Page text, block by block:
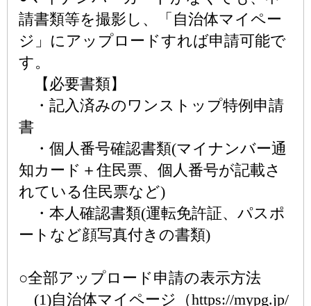
請書類等を撮影し、「自治体マイペー
ジ」にアップロードすれば申請可能で
す。
【必要書類】
・記入済みのワンストップ特例申請
書
・個人番号確認書類(マイナンバー通
知カード＋住民票、個人番号が記載さ
れている住民票など)
・本人確認書類(運転免許証、パスポ
ートなど顔写真付きの書類)
○全部アップロード申請の表示方法
(1)自治体マイページ（https://mypg.jp/